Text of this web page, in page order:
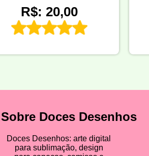
R$: 20,00
Sobre Doces Desenhos
Doces Desenhos: arte digital
para sublimação, design